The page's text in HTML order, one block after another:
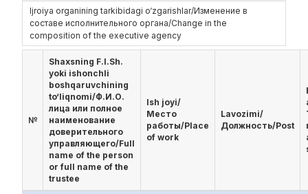
Ijroiya organining tarkibidagi o‘zgarishlar/Изменение в
составе исполнительного органа/Change in the
composition of the executive agency
№
Shaxsning F.I.Sh.
yoki ishonchli
boshqaruvchining
to‘liqnomi/Ф.И.О.
лица или полное
наименование
доверительного
управляющего/Full
name of the person
or full name of the
trustee
Ish joyi/
Место
работы/Place
of work
Lavozimi/
Должность/Post